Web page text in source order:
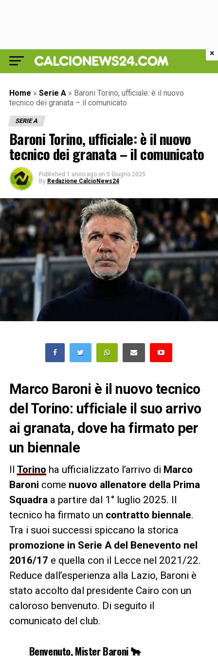
Home » Serie A » Baroni Torino, ufficiale: è il nuovo
tecnico dei granata – il comunicato
SERIE A
Baroni Torino, ufficiale: è il nuovo
tecnico dei granata – il comunicato
Published 1 anno ago on 5 Giugno 2025
By Redazione CalcioNews24
Marco Baroni è il nuovo tecnico
del Torino: ufficiale il suo arrivo
ai granata, dove ha firmato per
un biennale
Il Torino ha ufficializzato l’arrivo di Marco
Baroni come nuovo allenatore della Prima
Squadra a partire dal 1° luglio 2025. Il
tecnico ha firmato un contratto biennale.
Tra i suoi successi spiccano la storica
promozione in Serie A del Benevento nel
2016/17 e quella con il Lecce nel 2021/22.
Reduce dall’esperienza alla Lazio, Baroni è
stato accolto dal presidente Cairo con un
caloroso benvenuto. Di seguito il
comunicato del club.
Benvenuto, Mister Baroni 🐂
×